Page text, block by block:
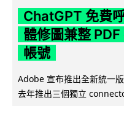
ChatGPT 免費
體修圖兼整
帳號
Adobe 宣布推出全新統一
去年推出三個獨立